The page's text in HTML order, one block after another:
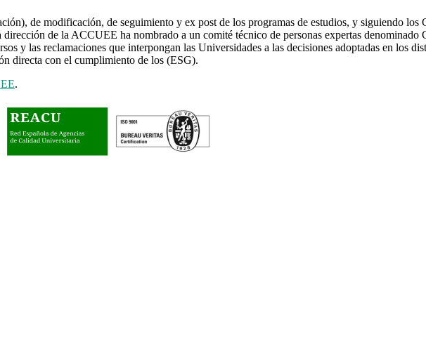
de modificación, de seguimiento y ex post de los programas de estudios, y siguiendo
de la ACCUEE ha nombrado a un comité técnico de personas expertas denominado
y las reclamaciones que interpongan las Universidades a las decisiones adoptadas en los
directa con el cumplimiento de los (ESG).
.